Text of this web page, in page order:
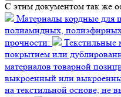
C этим документом так же
Материалы кордные для
полиамидных,
прочности:
Текстильные
покрытием или
материалов товарной
выкроенный или
на текстильной основе, не